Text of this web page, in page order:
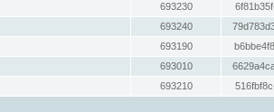
693230
693240
693190
693010
693210